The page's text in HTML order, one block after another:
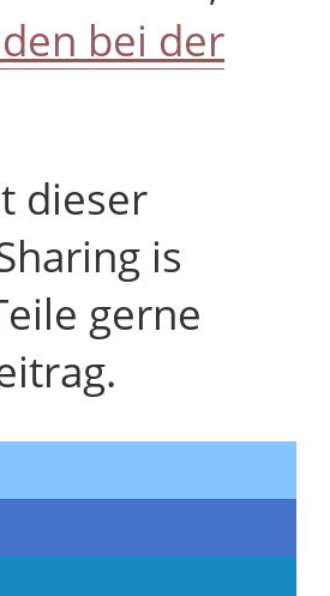
bei der
dieser
is
gerne